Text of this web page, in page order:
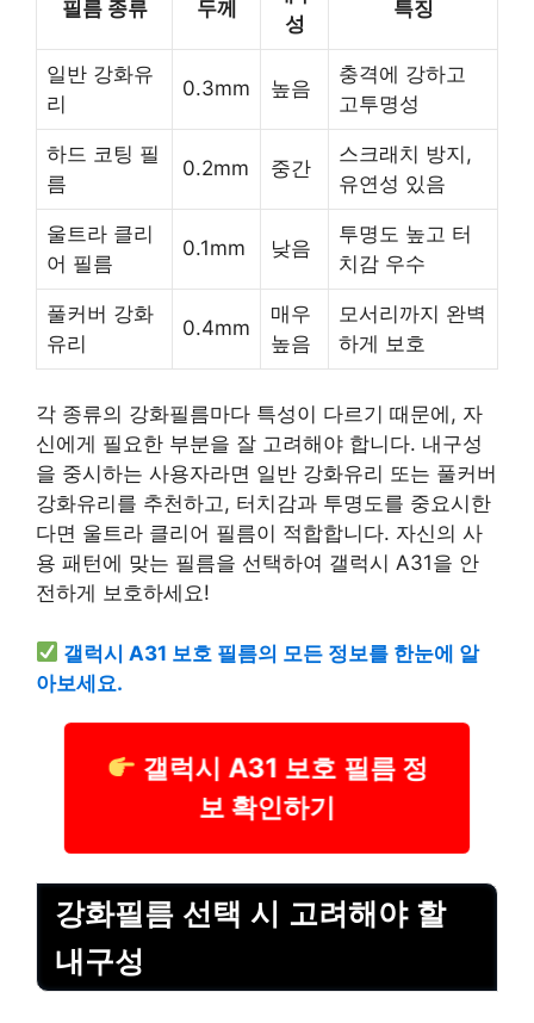
필름 종류 두께
성
특징
일반 강화유
리
0.3mm 높음
충격에 강하고
고투명성
하드 코팅 필
름
0.2mm 중간
스크래치 방지,
유연성 있음
울트라 클리
어 필름
0.1mm 낮음
투명도 높고 터
치감 우수
풀커버 강화
유리
0.4mm
매우
높음
모서리까지 완벽
하게 보호
각 종류의 강화필름마다 특성이 다르기 때문에, 자
신에게 필요한 부분을 잘 고려해야 합니다. 내구성
을 중시하는 사용자라면 일반 강화유리 또는 풀커버
강화유리를 추천하고, 터치감과 투명도를 중요시한
다면 울트라 클리어 필름이 적합합니다. 자신의 사
용 패턴에 맞는 필름을 선택하여 갤럭시 A31을 안
전하게 보호하세요!
갤럭시 A31 보호 필름의 모든 정보를 한눈에 알
아보세요.
갤럭시 A31 보호 필름 정
보 확인하기
강화필름 선택 시 고려해야 할
내구성